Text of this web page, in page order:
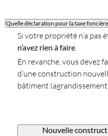
Quelle déclaration pour la taxe
Si votre propriété n’a pas
n’avez rien à faire
En revanche, vous devez
d’une construction
bâtiment (agrandissement
Nouvelle